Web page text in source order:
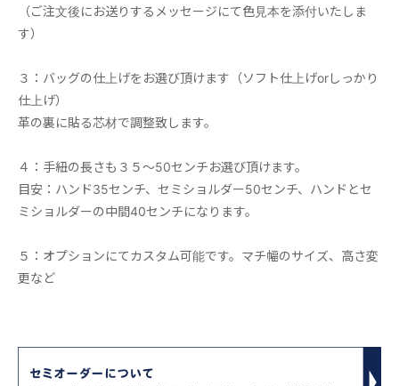
（ご注文後にお送りするメッセージにて色見本を添付いたしま
す）
３：バッグの仕上げをお選び頂けます（ソフト仕上げorしっかり
仕上げ）
革の裏に貼る芯材で調整致します。
４：手紐の長さも３５～50センチお選び頂けます。
目安：ハンド35センチ、セミショルダー50センチ、ハンドとセ
ミショルダーの中間40センチになります。
５：オプションにてカスタム可能です。マチ幅のサイズ、高さ変
更など